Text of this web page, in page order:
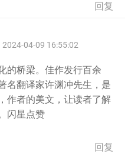
回复
04-09 16:55:02
的桥梁。佳作发行百余
名翻译家许渊冲先生，是
作者的美文，让读者了解
闪星点赞
回复